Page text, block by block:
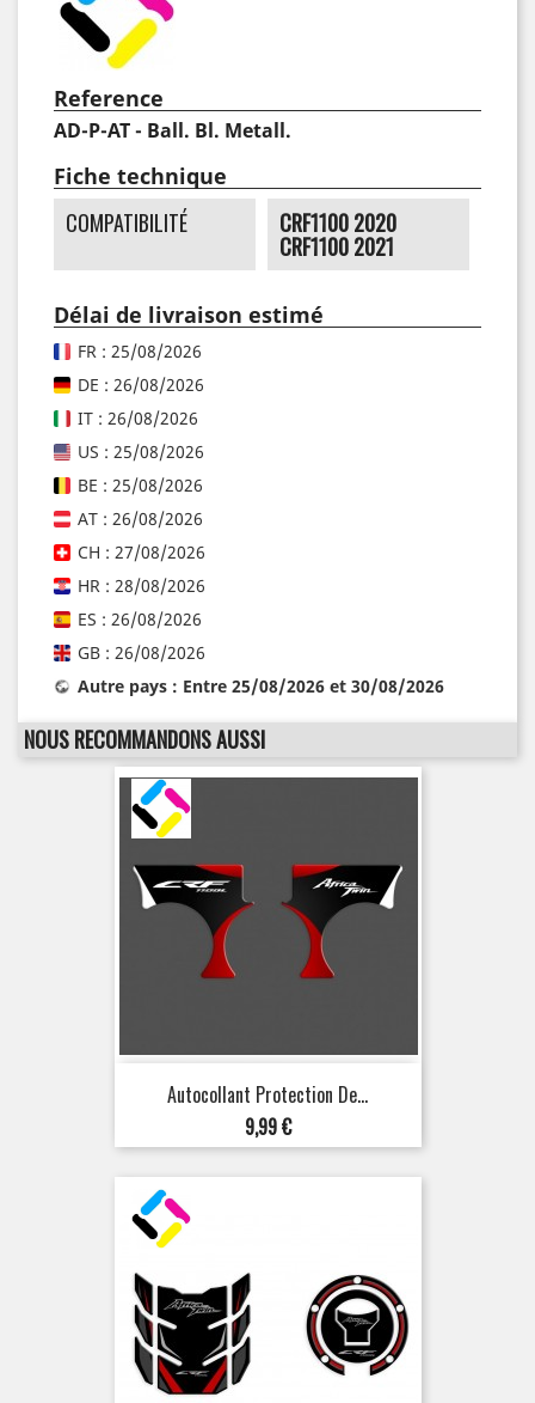
Reference
AD-P-AT - Ball. Bl. Metall.
Fiche technique
COMPATIBILITÉ CRF1100 2020
CRF1100 2021
Délai de livraison estimé
FR : 25/08/2026
DE : 26/08/2026
IT : 26/08/2026
US : 25/08/2026
BE : 25/08/2026
AT : 26/08/2026
CH : 27/08/2026
HR : 28/08/2026
ES : 26/08/2026
GB : 26/08/2026
Autre pays : Entre 25/08/2026 et 30/08/2026
NOUS RECOMMANDONS AUSSI
Autocollant Protection De...
Prix
9,99 €